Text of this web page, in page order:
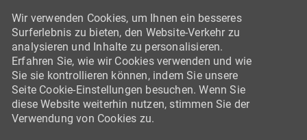
Wir verwenden Cookies, um Ihnen ein besseres
Surferlebnis zu bieten, den Website-Verkehr zu
analysieren und Inhalte zu personalisieren.
Erfahren Sie, wie wir Cookies verwenden und wie
Sie sie kontrollieren können, indem Sie unsere
Seite Cookie-Einstellungen besuchen. Wenn Sie
diese Website weiterhin nutzen, stimmen Sie der
Verwendung von Cookies zu.